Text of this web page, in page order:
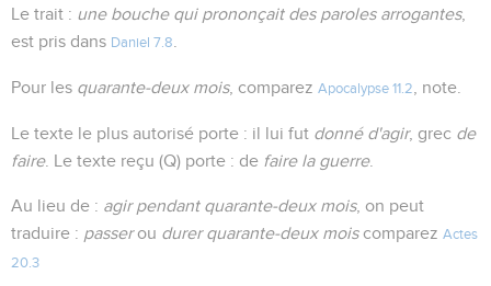
Le trait : une bouche qui prononçait des paroles arrogantes,
est pris dans Daniel 7.8
Pour les quarante-deux mois, comparez Apocalypse 11.2 , note.
Le texte le plus autorisé porte : il lui fut donné d'agir, grec de
faire. Le texte reçu (Q) porte : de faire la guerre.
Au lieu de : agir pendant quarante-deux mois, on peut
traduire : passerou durer quarante-deux moiscomparez Actes
20.3